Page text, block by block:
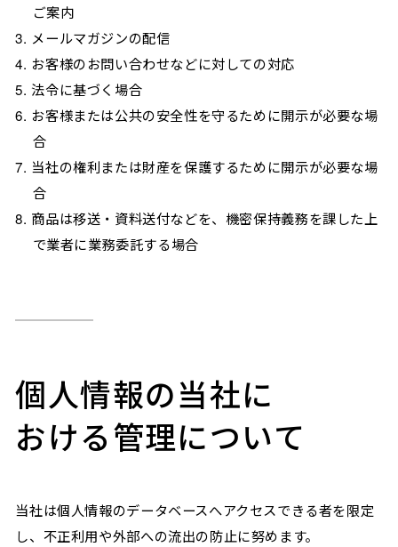
ご案内
メールマガジンの配信
お客様のお問い合わせなどに対しての対応
法令に基づく場合
お客様または公共の安全性を守るために開示が必要な場
合
当社の権利または財産を保護するために開示が必要な場
合
商品は移送・資料送付などを、機密保持義務を課した上
で業者に業務委託する場合
個人情報の当社に
おける管理について
当社は個人情報のデータベースへアクセスできる者を限定
し、不正利用や外部への流出の防止に努めます。